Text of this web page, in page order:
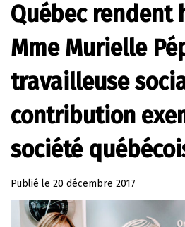
Québec rendent
Mme Murielle
travailleuse
contribution
société
Publié le 20 décembre 2017